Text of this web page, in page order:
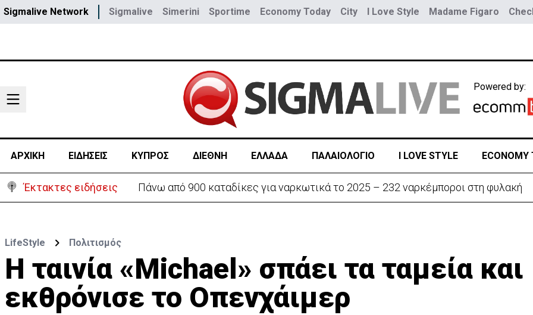
Sigmalive Network Sigmalive Simerini Sportime Economy Today City I Love Style Madame Figaro
Powered by:
ΑΡΧΙΚΗ ΕΙΔΗΣΕΙΣ ΚΥΠΡΟΣ ΔΙΕΘΝΗ ΕΛΛΑΔΑ ΠΑΛΑΙΟΛΟΓΙΟ I LOVE STYLE ECONOMY
Έκτακτες ειδήσεις Πάνω από 900 καταδίκες για ναρκωτικά το 2025 – 232 ναρκέμποροι στη φυλακή
LifeStyle Πολιτισμός
Η ταινία «Michael» σπάει τα ταμεία και
εκθρόνισε το Οπενχάιμερ